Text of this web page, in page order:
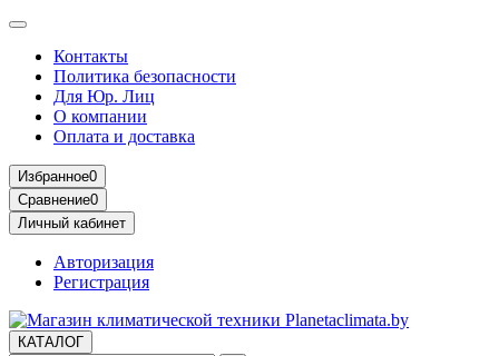
Контакты
Политика безопасности
Для Юр. Лиц
О компании
Оплата и доставка
Избранное0
Сравнение0
Личный кабинет
Авторизация
Регистрация
КАТАЛОГ